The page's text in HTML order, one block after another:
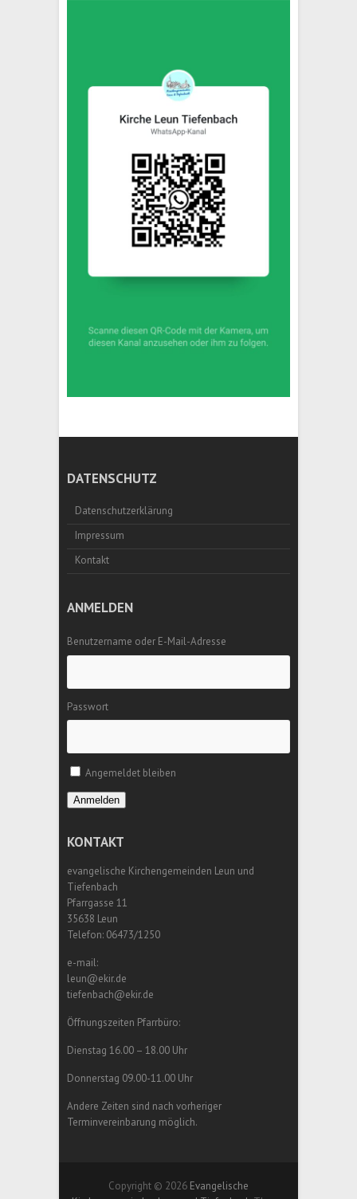
DATENSCHUTZ
Datenschutzerklärung
Impressum
Kontakt
ANMELDEN
Benutzername oder E-Mail-Adresse
Passwort
Angemeldet bleiben
Anmelden
KONTAKT
evangelische Kirchengemeinden Leun und
Tiefenbach
Pfarrgasse 11
35638 Leun
Telefon: 06473/1250
e-mail:
leun@ekir.de
tiefenbach@ekir.de
Öffnungszeiten Pfarrbüro:
Dienstag 16.00 – 18.00 Uhr
Donnerstag 09.00-11.00 Uhr
Andere Zeiten sind nach vorheriger
Terminvereinbarung möglich.
Copyright © 2026 Evangelische